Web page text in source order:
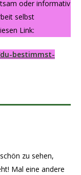
oder informativ
selbst
Link:
bestimmst-
zu sehen,
Mal eine andere